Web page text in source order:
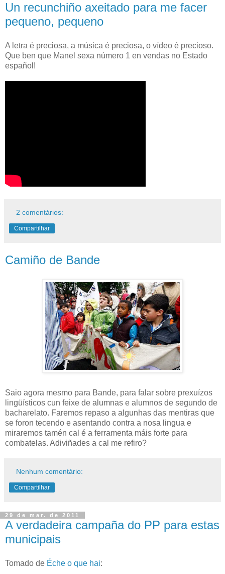
Un recunchiño axeitado para me facer
pequeno, pequeno
A letra é preciosa, a música é preciosa, o vídeo é precioso.
Que ben que Manel sexa número 1 en vendas no Estado
español!
2 comentários:
Compartilhar
Camiño de Bande
Saio agora mesmo para Bande, para falar sobre prexuízos
lingüísticos cun feixe de alumnas e alumnos de segundo de
bacharelato. Faremos repaso a algunhas das mentiras que
se foron tecendo e asentando contra a nosa lingua e
miraremos tamén cal é a ferramenta máis forte para
combatelas. Adiviñades a cal me refiro?
Nenhum comentário:
Compartilhar
29 de mar. de 2011
A verdadeira campaña do PP para estas
municipais
Tomado de Éche o que hai: